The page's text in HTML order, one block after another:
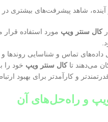
شاهد پیشرفت‌های بیشتری در
کال سنتر ویپ مورد استفاده
داده‌های تماس و شناسایی روندها و
می‌دهند تاکال سنتر ویپ خود را
و کارآمدتر برای بهبود
و راه‌حل‌های آن